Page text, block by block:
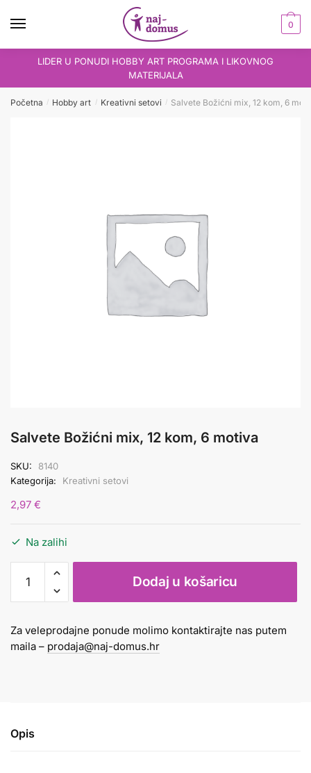
0
LIDER U PONUDI HOBBY ART PROGRAMA I LIKOVNOG
MATERIJALA
Početna / Hobby art / Kreativni setovi / Salvete Božićni mix, 12 kom, 6
Salvete Božićni mix, 12 kom, 6 motiva
SKU:
8140
Kategorija:
Kreativni setovi
2,97 €
Na zalihi
Božićni
mix,
kom,
6
Dodaj u košaricu
Za veleprodajne ponude molimo kontaktirajte nas putem
maila – prodaja@naj-domus.hr
Opis